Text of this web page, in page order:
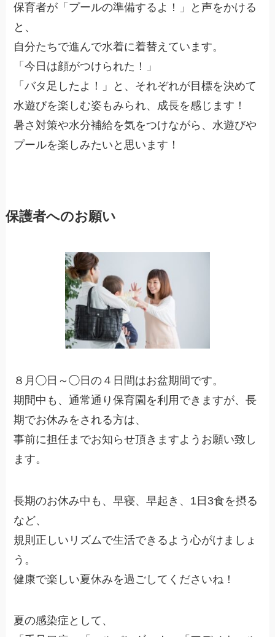
保育者が「プールの準備するよ！」と声をかける
と、
自分たちで進んで水着に着替えています。
「今日は顔がつけられた！」
「バタ足したよ！」と、それぞれが目標を決めて
水遊びを楽しむ姿もみられ、成長を感じます！
暑さ対策や水分補給を気をつけながら、水遊びや
プールを楽しみたいと思います！
保護者へのお願い
８月◯日～◯日の４日間はお盆期間です。
期間中も、通常通り保育園を利用できますが、長
期でお休みをされる方は、
事前に担任までお知らせ頂きますようお願い致し
ます。
長期のお休み中も、早寝、早起き、1日3食を摂る
など、
規則正しいリズムで生活できるよう心がけましょ
う。
健康で楽しい夏休みを過ごしてくださいね！
夏の感染症として、